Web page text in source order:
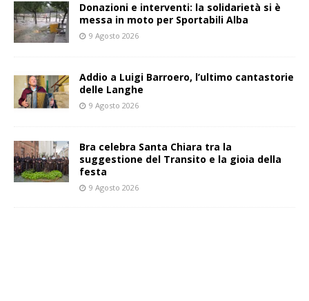
Donazioni e interventi: la solidarietà si è
messa in moto per Sportabili Alba
9 Agosto 2026
Addio a Luigi Barroero, l’ultimo cantastorie
delle Langhe
9 Agosto 2026
Bra celebra Santa Chiara tra la
suggestione del Transito e la gioia della
festa
9 Agosto 2026